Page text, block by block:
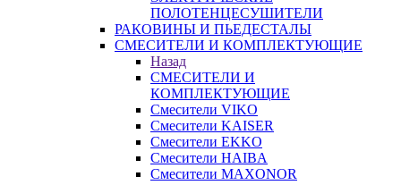
ПОЛОТЕНЦЕСУШИТЕЛИ
РАКОВИНЫ И ПЬЕДЕСТАЛЫ
СМЕСИТЕЛИ И КОМПЛЕКТУЮЩИЕ
Назад
СМЕСИТЕЛИ И
КОМПЛЕКТУЮЩИЕ
Смесители VIKO
Смесители KAISER
Смесители EKKO
Смесители HAIBA
Смесители MAXONOR